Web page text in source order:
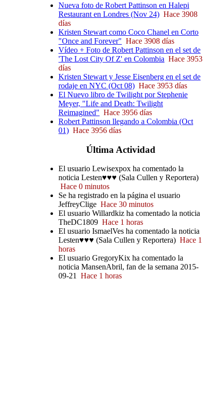
Nueva foto de Robert Pattinson en Halepi
Restaurant en Londres (Nov 24) Hace 3908
días
Kristen Stewart como Coco Chanel en Corto
"Once and Forever" Hace 3908 días
Vídeo + Foto de Robert Pattinson en el set de
'The Lost City Of Z' en Colombia Hace 3953
días
Kristen Stewart y Jesse Eisenberg en el set de
rodaje en NYC (Oct 08) Hace 3953 días
El Nuevo libro de Twilight por Stephenie
Meyer, "Life and Death: Twilight
Reimagined" Hace 3956 días
Robert Pattinson llegando a Colombia (Oct
01) Hace 3956 días
Última Actividad
El usuario Lewisexpox ha comentado la
noticia Lesten♥♥♥ (Sala Cullen y Reportera)
Hace 0 minutos
Se ha registrado en la página el usuario
JeffreyClige Hace 30 minutos
El usuario Willardkiz ha comentado la noticia
TheDC1809 Hace 1 horas
El usuario IsmaelVes ha comentado la noticia
Lesten♥♥♥ (Sala Cullen y Reportera) Hace 1
horas
El usuario GregoryKix ha comentado la
noticia MansenAbril, fan de la semana 2015-
09-21
Hace 1 horas